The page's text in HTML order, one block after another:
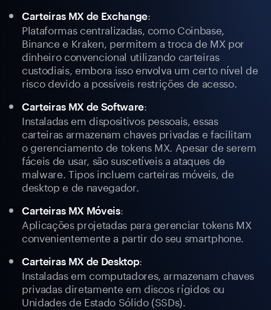
Carteiras MX de Exchange:
Plataformas centralizadas, como Coinbase,
Binance e Kraken, permitem a troca de MX por
dinheiro convencional utilizando carteiras
custodiais, embora isso envolva um certo nível de
risco devido a possíveis restrições de acesso.
Carteiras MX de Software:
Instaladas em dispositivos pessoais, essas
carteiras armazenam chaves privadas e facilitam
o gerenciamento de tokens MX. Apesar de serem
fáceis de usar, são suscetíveis a ataques de
malware. Tipos incluem carteiras móveis, de
desktop e de navegador.
Carteiras MX Móveis:
Aplicações projetadas para gerenciar tokens MX
convenientemente a partir do seu smartphone.
Carteiras MX de Desktop:
Instaladas em computadores, armazenam chaves
privadas diretamente em discos rígidos ou
Unidades de Estado Sólido (SSDs).